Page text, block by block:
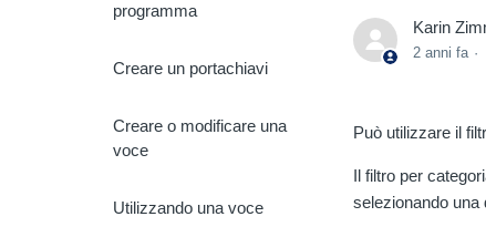
programma
Creare un portachiavi
Creare o modificare una
voce
Utilizzando una voce
Karin
2 anni fa
Può utilizzare il
Il filtro per
selezionando una